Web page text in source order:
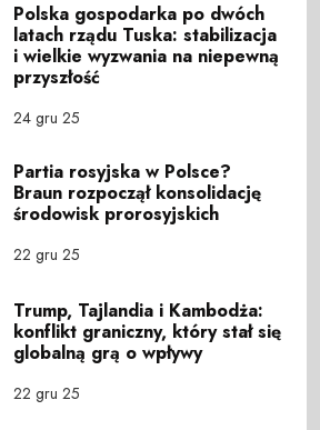
Polska gospodarka po dwóch
latach rządu Tuska: stabilizacja
i wielkie wyzwania na niepewną
przyszłość
24 gru 25
Partia rosyjska w Polsce?
Braun rozpoczął konsolidację
środowisk prorosyjskich
22 gru 25
Trump, Tajlandia i Kambodża:
konflikt graniczny, który stał się
globalną grą o wpływy
22 gru 25